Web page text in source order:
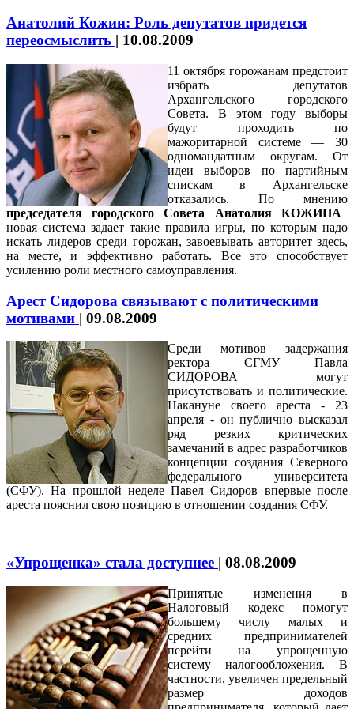
Анатолий Кожин: Роль депутатов придется
переосмыслить | 10.08.2009
11 октября горожанам предстоит
избрать депутатов
Архангельского городского
Совета. В этом году выборы
будут проходить по
мажоритарной системе — 30
одномандатным округам. От
идеи выборов по партийным
спискам в Архангельске
отказались. По мнению
председателя городского Совета Анатолия КОЖИНА
новая система задает такие правила игры, по которым надо
искать лидеров среди горожан, завоевывать авторитет здесь,
на месте, и эффективно работать. Все это способствует
усилению роли местного самоуправления.
Арест Сидорова связывают с политическими
мотивами | 09.08.2009
Среди мотивов задержания
ректора СГМУ Павла
СИДОРОВА могут
присутствовать и политические.
Накануне своего ареста - 23
апреля - он публично высказал
ряд резких критических
замечаний в адрес разработчиков
концепции создания Северного
федерального университета
(СФУ). На прошлой неделе Павел Сидоров впервые после
ареста пояснил свою позицию в отношении создания СФУ.
«Упрощенка» стала доступнее | 08.08.2009
Принятые изменения в
Налоговый кодекс помогут
большему числу малых и
средних предпринимателей
перейти на упрощенную
систему налогообложения. В
частности, увеличен предельный
размер доходов